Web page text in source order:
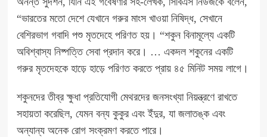
“ভারতের মতো দেশে যেখানে গরুর মাংস খাওয়া নিষিদ্ধ, সেখানে
বেশিরভাগ গবাদি পশু মৃতদেহে পরিণত হয়। “শকুন বিনামূল্যে একটি
অবিশ্বাস্য নিষ্পত্তি সেবা প্রদান করে। … একদল শকুনের একটি
গরুর মৃতদেহকে হাড়ে হাড়ে পরিণত করতে প্রায় ৪৫ মিনিট সময় লাগে।
শকুনদের তীব্র ক্ষুধা প্রতিযোগী মেথরদের জনসংখ্যা নিয়ন্ত্রণে রাখতে
সহায়তা করেছিল, যেমন বন্য কুকুর এবং ইঁদুর, যা জলাতঙ্ক এবং
অন্যান্য অনেক রোগ সংক্রমণ করতে পারে।